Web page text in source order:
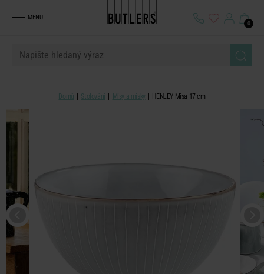
MENU
0
Domů Stolování Mísy a misky HENLEY Mísa 17 cm